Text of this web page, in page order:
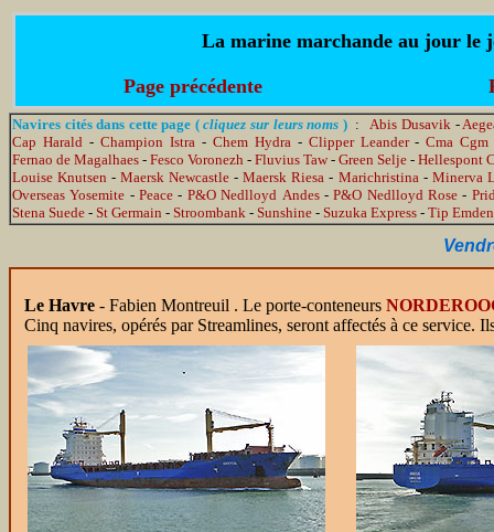
La marine marchande au jour le
Page précédente
Navires cités dans cette page (cliquez sur leurs noms ) :Abis Dusavik -
Cap Harald- Champion Istra- Chem Hydra- Clipper Leander-Cma
Fernao de Magalhaes -Fesco Voronezh -Fluvius Taw -Green Selje -Hellespont
Louise Knutsen -Maersk Newcastle -Maersk Riesa - Marichristina- Minerva
Overseas Yosemite -Peace - P&O Nedlloyd Andes-P&O Nedlloyd Rose-
Stena Suede - St Germain - Stroombank - Sunshine - Suzuka Express - Tip Emden
Le Havre - Fabien Montreuil . Le porte-conteneurs
Cinq navires, opérés par Streamlines, seront affectés à ce